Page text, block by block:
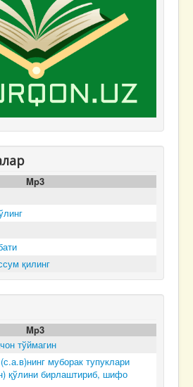
Mp3
қилинг
Mp3
тўймагин
муборак тупуклари
қўлини бирлаштириб, шифо